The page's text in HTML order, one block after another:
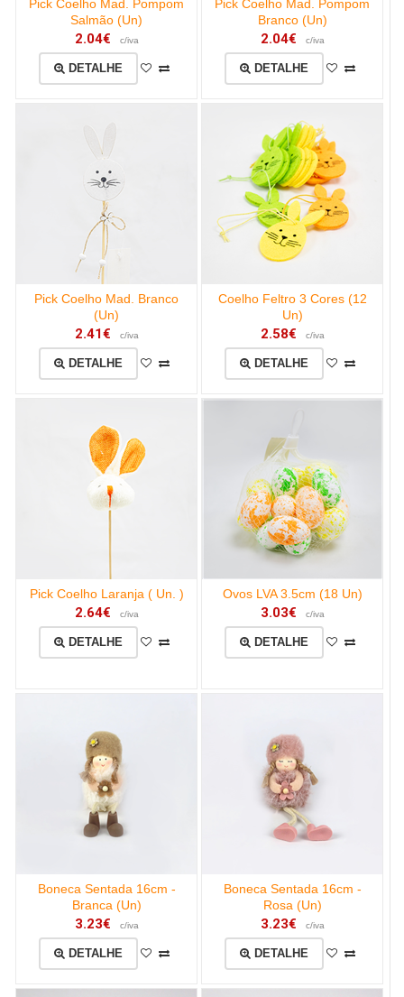
Pick Coelho Mad. Pompom
Salmão (Un)
2.04€ c/iva
DETALHE
Pick Coelho Mad. Pompom
Branco (Un)
2.04€ c/iva
DETALHE
Pick Coelho Mad. Branco
(Un)
2.41€ c/iva
DETALHE
Coelho Feltro 3 Cores (12
Un)
2.58€ c/iva
DETALHE
Pick Coelho Laranja ( Un. )
2.64€ c/iva
DETALHE
Ovos LVA 3.5cm (18 Un)
3.03€ c/iva
DETALHE
Boneca Sentada 16cm -
Branca (Un)
3.23€ c/iva
DETALHE
Boneca Sentada 16cm -
Rosa (Un)
3.23€ c/iva
DETALHE